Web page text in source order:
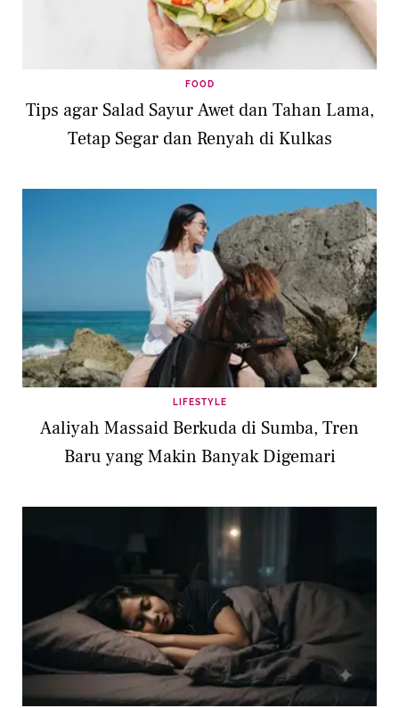
FOOD
Tips agar Salad Sayur Awet dan Tahan Lama,
Tetap Segar dan Renyah di Kulkas
LIFESTYLE
Aaliyah Massaid Berkuda di Sumba, Tren
Baru yang Makin Banyak Digemari